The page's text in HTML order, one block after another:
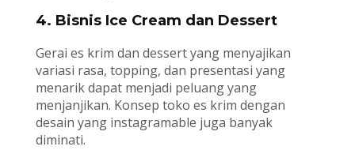
4. Bisnis Ice Cream dan Dessert
Gerai es krim dan dessert yang menyajikan
variasi rasa, topping, dan presentasi yang
menarik dapat menjadi peluang yang
menjanjikan. Konsep toko es krim dengan
desain yang instagramable juga banyak
diminati.